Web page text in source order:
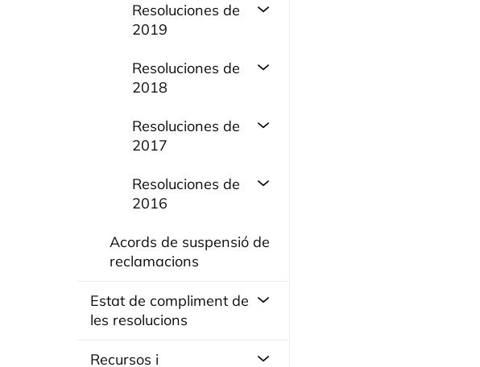
Resoluciones de
2019
Resoluciones de
2018
Resoluciones de
2017
Resoluciones de
2016
Acords de suspensió de
reclamacions
Estat de compliment de
les resolucions
Recursos i